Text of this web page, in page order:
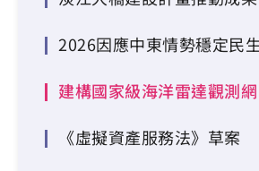
2026因應中東情勢穩定民
建構國家級海洋雷達觀測網
《虛擬資產服務法》草案